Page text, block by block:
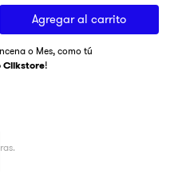
Agregar al carrito
o Mes, como tú
Clikstore!